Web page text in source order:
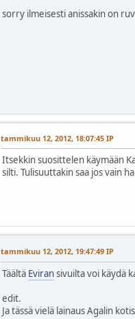
sorry ilmeisesti anissakin on
tammikuu 12, 2012, 18:07:45 IP
Itsekkin suosittelen käymään
silti. Tulisuuttakin saa jos vain
tammikuu 12, 2012, 19:47:49 IP
Täältä Eviransivuilta voi käydä
edit.
Ja tässä vielä lainaus Agalin